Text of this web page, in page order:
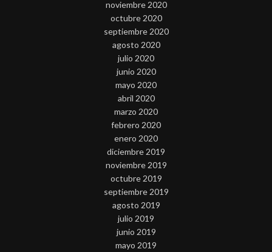
noviembre 2020
octubre 2020
septiembre 2020
agosto 2020
julio 2020
junio 2020
mayo 2020
abril 2020
marzo 2020
febrero 2020
enero 2020
diciembre 2019
noviembre 2019
octubre 2019
septiembre 2019
agosto 2019
julio 2019
junio 2019
mayo 2019